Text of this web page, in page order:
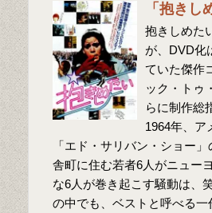
「抱き
抱きしめた
が、DVD化
ていた傑作
ック・トゥ
らに制作総
1964年、ア
「エド・サリバン・ショー
舎町に住む若者6人がニュー
な6人が巻き起こす騒動は、
の中でも、ベストと呼べる一